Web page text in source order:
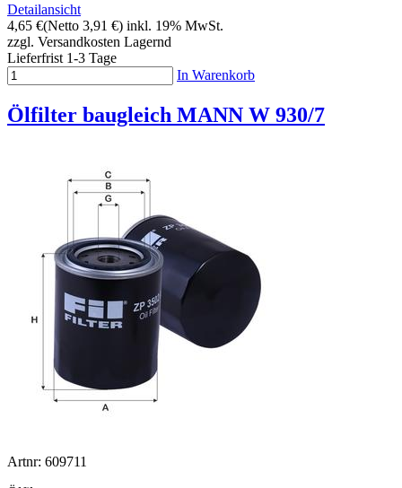
Detailansicht
4,65 €(Netto 3,91 €) inkl. 19% MwSt.
zzgl. Versandkosten Lagernd
Lieferfrist 1-3 Tage
In Warenkorb
Ölfilter baugleich MANN W 930/7
Artnr: 609711